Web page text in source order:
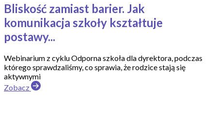
Bliskość zamiast barier. Jak
komunikacja szkoły kształtuje
postawy...
Webinarium z cyklu Odporna szkoła dla dyrektora, podczas
którego sprawdzaliśmy, co sprawia, że rodzice stają się
aktywnymi
Zobacz